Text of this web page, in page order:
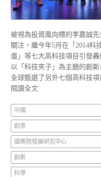
被視為投資風向標的李嘉誠
關注。繼今年5月在「2014科
蛋」等七大高科技項目引發
以「科技夾子」為主題的創
全球甄選了另外七個高科技項
閱讀全文
中國
創意
國務院發展研究中心
創新
科學